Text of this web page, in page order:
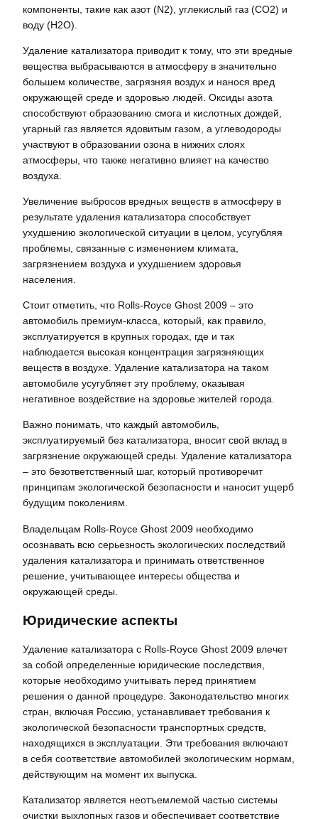
компоненты, такие как азот (N2), углекислый газ (CO2) и
воду (H2O).
Удаление катализатора приводит к тому, что эти вредные
вещества выбрасываются в атмосферу в значительно
большем количестве, загрязняя воздух и нанося вред
окружающей среде и здоровью людей. Оксиды азота
способствуют образованию смога и кислотных дождей,
угарный газ является ядовитым газом, а углеводороды
участвуют в образовании озона в нижних слоях
атмосферы, что также негативно влияет на качество
воздуха.
Увеличение выбросов вредных веществ в атмосферу в
результате удаления катализатора способствует
ухудшению экологической ситуации в целом, усугубляя
проблемы, связанные с изменением климата,
загрязнением воздуха и ухудшением здоровья
населения.
Стоит отметить, что Rolls-Royce Ghost 2009 – это
автомобиль премиум-класса, который, как правило,
эксплуатируется в крупных городах, где и так
наблюдается высокая концентрация загрязняющих
веществ в воздухе. Удаление катализатора на таком
автомобиле усугубляет эту проблему, оказывая
негативное воздействие на здоровье жителей города.
Важно понимать, что каждый автомобиль,
эксплуатируемый без катализатора, вносит свой вклад в
загрязнение окружающей среды. Удаление катализатора
– это безответственный шаг, который противоречит
принципам экологической безопасности и наносит ущерб
будущим поколениям.
Владельцам Rolls-Royce Ghost 2009 необходимо
осознавать всю серьезность экологических последствий
удаления катализатора и принимать ответственное
решение, учитывающее интересы общества и
окружающей среды.
Юридические аспекты
Удаление катализатора с Rolls-Royce Ghost 2009 влечет
за собой определенные юридические последствия,
которые необходимо учитывать перед принятием
решения о данной процедуре. Законодательство многих
стран, включая Россию, устанавливает требования к
экологической безопасности транспортных средств,
находящихся в эксплуатации. Эти требования включают
в себя соответствие автомобилей экологическим нормам,
действующим на момент их выпуска.
Катализатор является неотъемлемой частью системы
очистки выхлопных газов и обеспечивает соответствие